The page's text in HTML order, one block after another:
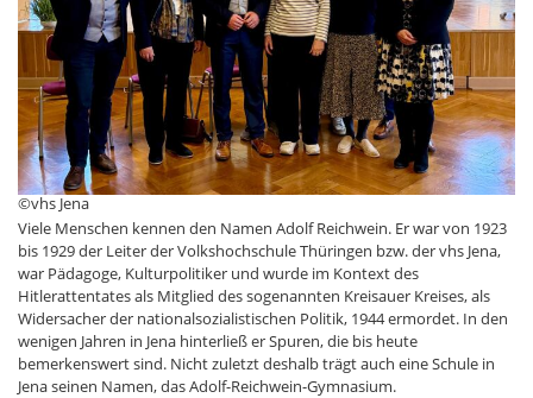
©vhs Jena
Viele Menschen kennen den Namen Adolf Reichwein. Er war von 1923
bis 1929 der Leiter der Volkshochschule Thüringen bzw. der vhs Jena,
war Pädagoge, Kulturpolitiker und wurde im Kontext des
Hitlerattentates als Mitglied des sogenannten Kreisauer Kreises, als
Widersacher der nationalsozialistischen Politik, 1944 ermordet. In den
wenigen Jahren in Jena hinterließ er Spuren, die bis heute
bemerkenswert sind. Nicht zuletzt deshalb trägt auch eine Schule in
Jena seinen Namen, das Adolf-Reichwein-Gymnasium.